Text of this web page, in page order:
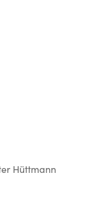
Hüttmann